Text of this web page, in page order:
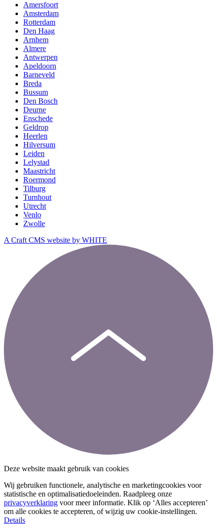
Amersfoort
Amsterdam
Rotterdam
Den Haag
Arnhem
Almere
Antwerpen
Apeldoorn
Barneveld
Breda
Bussum
Den Bosch
Deurne
Enschede
Geldrop
Heerlen
Hilversum
Leiden
Lelystad
Maastricht
Roermond
Tilburg
Turnhout
Utrecht
Venlo
Zwolle
A Craft CMS website by WHITE
Deze website maakt gebruik van cookies
Wij gebruiken functionele, analytische en marketingcookies voor
statistische en optimalisatiedoeleinden. Raadpleeg onze
privacyverklaring voor meer informatie. Klik op ‘Alles accepteren’
om alle cookies te accepteren, of wijzig uw cookie-instellingen.
Details